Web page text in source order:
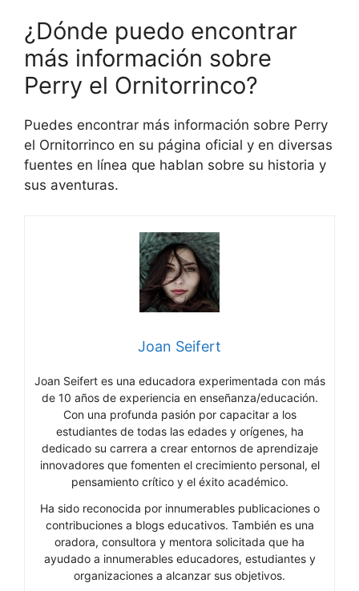
¿Dónde puedo encontrar
más información sobre
Perry el Ornitorrinco?
Puedes encontrar más información sobre Perry
el Ornitorrinco en su página oficial y en diversas
fuentes en línea que hablan sobre su historia y
sus aventuras.
Joan Seifert
Joan Seifert es una educadora experimentada con más
de 10 años de experiencia en enseñanza/educación.
Con una profunda pasión por capacitar a los
estudiantes de todas las edades y orígenes, ha
dedicado su carrera a crear entornos de aprendizaje
innovadores que fomenten el crecimiento personal, el
pensamiento crítico y el éxito académico.
Ha sido reconocida por innumerables publicaciones o
contribuciones a blogs educativos. También es una
oradora, consultora y mentora solicitada que ha
ayudado a innumerables educadores, estudiantes y
organizaciones a alcanzar sus objetivos.